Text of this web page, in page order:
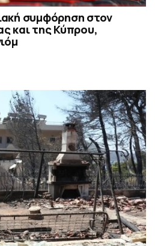
συμφόρηση στον
και της Κύπρου,